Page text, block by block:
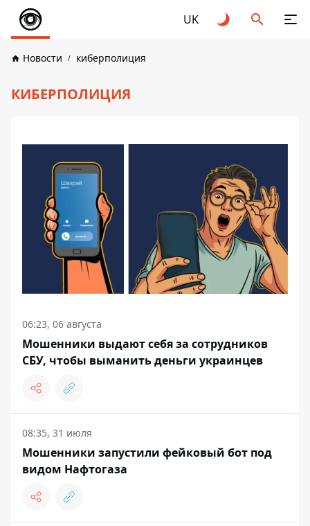
UK
Новости киберполиция
КИБЕРПОЛИЦИЯ
06:23, 06 августа
Мошенники выдают себя за сотрудников
СБУ, чтобы выманить деньги украинцев
08:35, 31 июля
Мошенники запустили фейковый бот под
видом Нафтогаза